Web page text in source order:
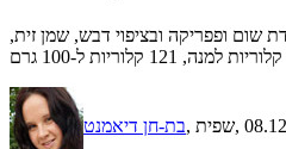
שום ופפריקה ובציפוי דבש, שמן זית,
בת-חן דיאמנט , שפית,